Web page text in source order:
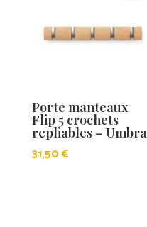
Porte manteaux
Flip 5 crochets
repliables – Umbra
31,50€